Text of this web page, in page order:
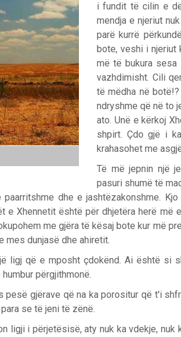
i fundit të cilin e
mendja e njeriut
parë kurrë
bote, veshi i njeriut
më të bukura
vazhdimisht. Cili
të mëdha në
ndryshme që në to
ato. Unë e kërkoj
shpirt. Çdo gjë i
krahasohet me
Të më jepnin një
pasuri shumë të
dhe e jashtëzakonshme.
e Xhennetit është për dhjetëra herë më
me gjëra të kësaj bote kur më
mes dunjasë dhe ahiretit.
ligj që e mposht çdokënd. Ai është si
përgjithmonë.
pesë gjërave që na ka porositur që t'i
se të jeni të zënë.
ligji i përjetësisë, aty nuk ka vdekje, nuk